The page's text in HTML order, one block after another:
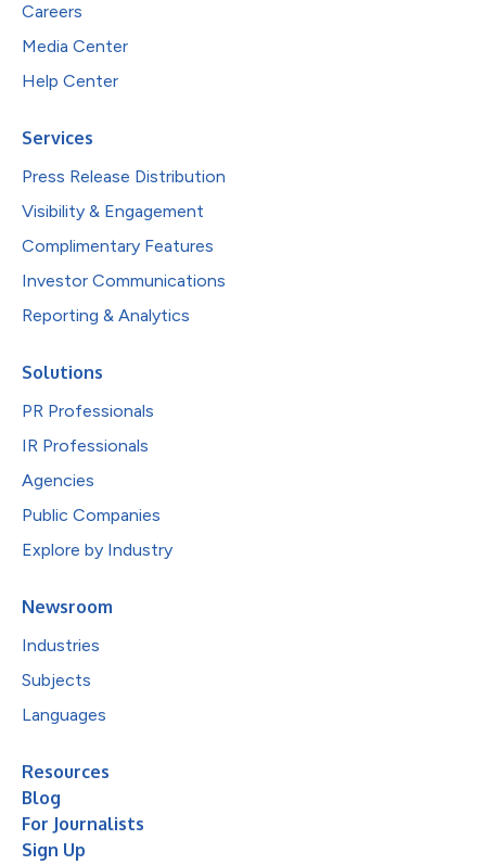
Careers
Media Center
Help Center
Services
Press Release Distribution
Visibility & Engagement
Complimentary Features
Investor Communications
Reporting & Analytics
Solutions
PR Professionals
IR Professionals
Agencies
Public Companies
Explore by Industry
Newsroom
Industries
Subjects
Languages
Resources
Blog
For Journalists
Sign Up